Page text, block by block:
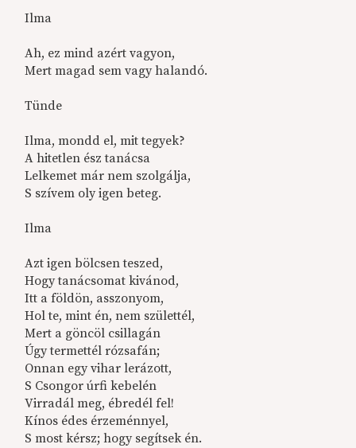
Ilma
Ah, ez mind azért vagyon,
Mert magad sem vagy halandó.
Tünde
Ilma, mondd el, mit tegyek?
A hitetlen ész tanácsa
Lelkemet már nem szolgálja,
S szívem oly igen beteg.
Ilma
Azt igen bölcsen teszed,
Hogy tanácsomat kivánod,
Itt a földön, asszonyom,
Hol te, mint én, nem születtél,
Mert a göncöl csillagán
Úgy termettél rózsafán;
Onnan egy vihar lerázott,
S Csongor úrfi kebelén
Virradál meg, ébredél fel!
Kínos édes érzeménnyel,
S most kérsz; hogy segítsek én.